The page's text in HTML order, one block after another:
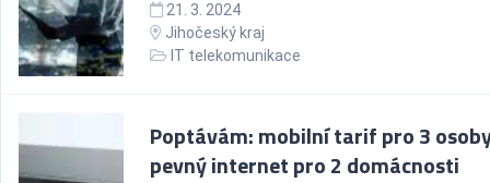
21. 3. 2024
Jihočeský kraj
IT telekomunikace
Poptávám: mobilní tarif pro 3
pevný internet pro 2 domácnosti